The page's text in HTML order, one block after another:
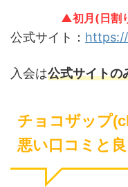
▲初月(日割
公式サイト：
入会は公式サイトの
チョコザップ
悪い口コミと